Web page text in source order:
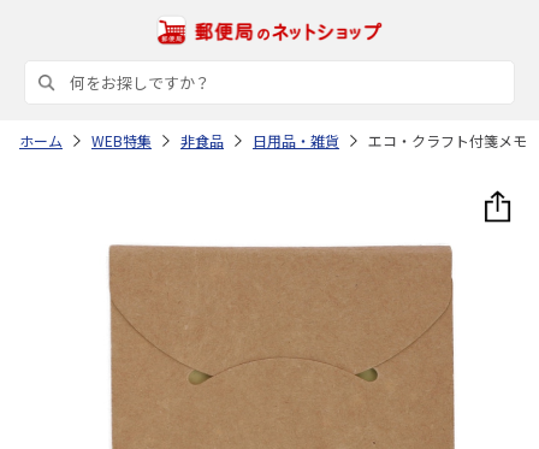
ホーム WEB特集 非食品 日用品・雑貨 エコ・クラフト付箋メモ